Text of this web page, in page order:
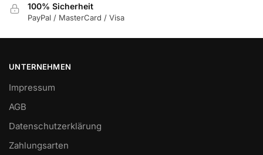
100% Sicherheit
PayPal / MasterCard / Visa
UNTERNEHMEN
Impressum
AGB
Datenschutzerklärung
Zahlungsarten